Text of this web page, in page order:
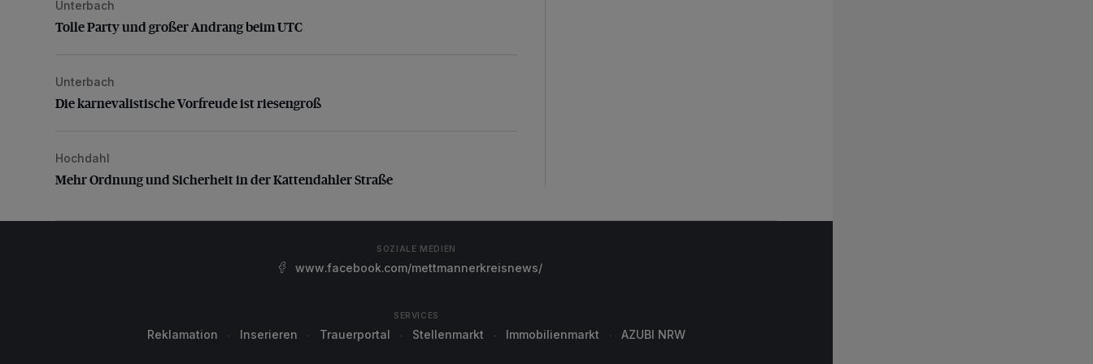
Tolle Party und großer Andrang beim UTC
Unterbach
Tolle Party und großer Andrang beim UTC
Die karnevalistische Vorfreude ist riesengroß
Unterbach
Die karnevalistische Vorfreude ist riesengroß
Mehr Ordnung und Sicherheit in der Kattendahler Straße
Hochdahl
Mehr Ordnung und Sicherheit in der Kattendahler Straße
SOZIALE MEDIEN
www.facebook.com/mettmannerkreisnews/
SERVICES
Reklamation Inserieren Trauerportal Stellenmarkt Immobilienmarkt AZUBI NRW